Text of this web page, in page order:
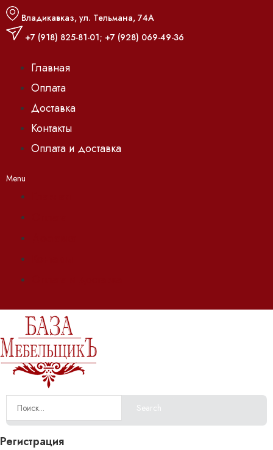
Владикавказ, ул. Тельмана, 74А
+7 (918) 825-81-01; +7 (928) 069-49-36
Главная
Оплата
Доставка
Контакты
Оплата и доставка
Menu
Search
Регистрация